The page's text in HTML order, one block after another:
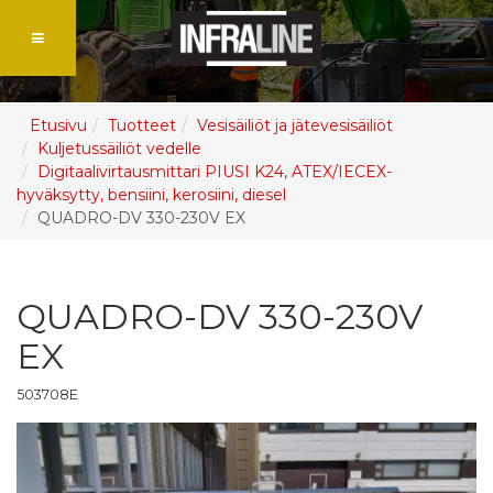
Etusivu Tuotteet
Vesisäiliöt ja jätevesisäiliöt
Kuljetussäiliöt vedelle
Digitaalivirtausmittari PIUSI K24, ATEX/IECEX-
hyväksytty, bensiini, kerosiini, diesel
QUADRO-DV 330-230V EX
QUADRO-DV 330-230V
EX
503708E